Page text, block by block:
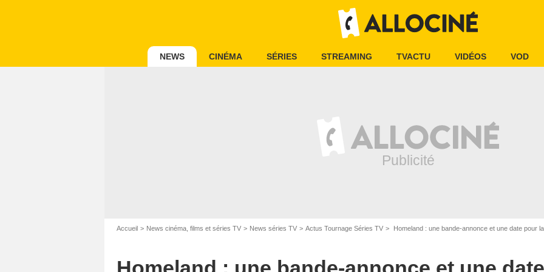
NEWS CINÉMA SÉRIES STREAMING TVACTU VIDÉOS VOD
Accueil News cinéma, films et séries TV News séries TV Actus Tournage Séries TV Homeland : une bande-annonce et une date pour